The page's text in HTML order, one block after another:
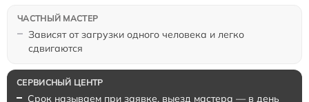
Зависят от загрузки одного человека и легко
сдвигаются
Срок называем при заявке, выезд мастера — в день